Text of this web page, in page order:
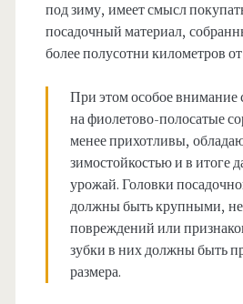
под зиму, имеет смысл
посадочный материал,
более полусотни километров
При этом особое внимание
на фиолетово-полосатые
менее прихотливы,
зимостойкостью и в итоге
урожай. Головки
должны быть крупными,
повреждений или
зубки в них должны быть
размера.